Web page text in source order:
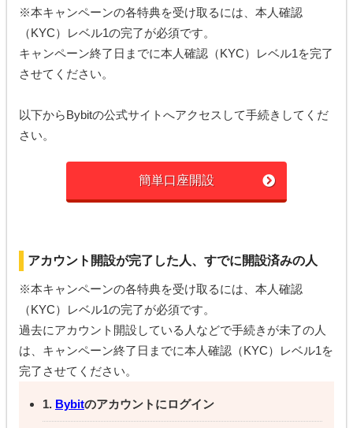
※本キャンペーンの各特典を受け取るには、本人確認
（KYC）レベル1の完了が必須です。
キャンペーン終了日までに本人確認（KYC）レベル1を完了
させてください。
以下からBybitの公式サイトへアクセスして手続きしてくだ
さい。
簡単口座開設
アカウント開設が完了した人、すでに開設済みの人
※本キャンペーンの各特典を受け取るには、本人確認
（KYC）レベル1の完了が必須です。
過去にアカウント開設している人などで手続きが未了の人
は、キャンペーン終了日までに本人確認（KYC）レベル1を
完了させてください。
1. Bybitのアカウントにログイン